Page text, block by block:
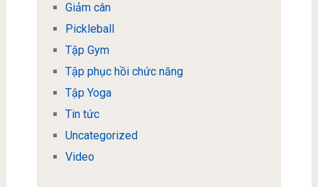
Giảm cân
Pickleball
Tập Gym
Tập phục hồi chức năng
Tập Yoga
Tin tức
Uncategorized
Video